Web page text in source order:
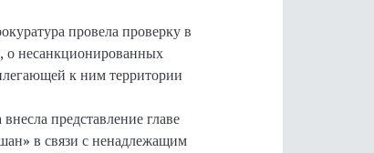
провела проверку в
о несанкционированных
к ним территории
представление главе
в связи с ненадлежащим